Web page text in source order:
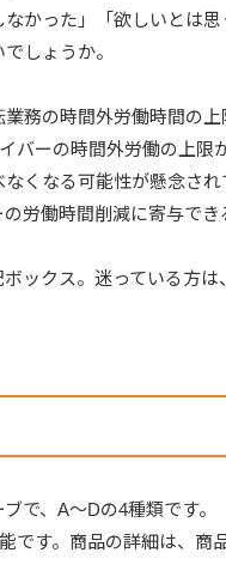
なかった」「欲しいと
しょうか。
務の時間外労働時間の
バーの時間外労働の上
くなる可能性が懸念さ
労働時間削減に寄与で
ックス。迷っている方
で、A～Dの4種類です。
す。商品の詳細は、商